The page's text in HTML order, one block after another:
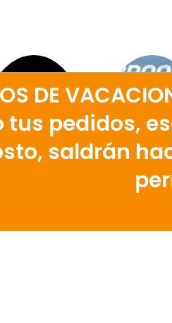
DE
pedidos,
saldrán